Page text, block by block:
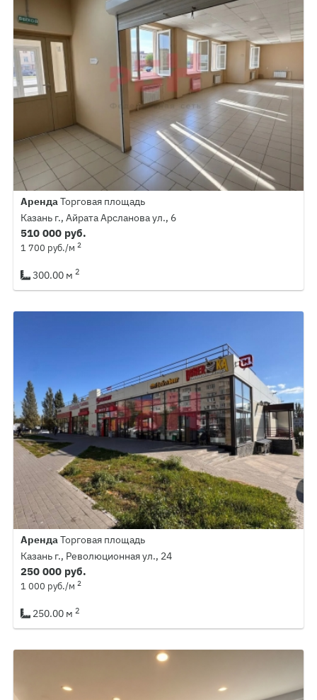
Аренда Торговая площадь
Казань г., Айрата Арсланова ул., 6
510 000 руб.
1 700 руб./м 2
300.00 м 2
АрендаТорговая площадь
Казань г., Революционная ул., 24
250 000 руб.
1 000 руб./м 2
250.00 м 2